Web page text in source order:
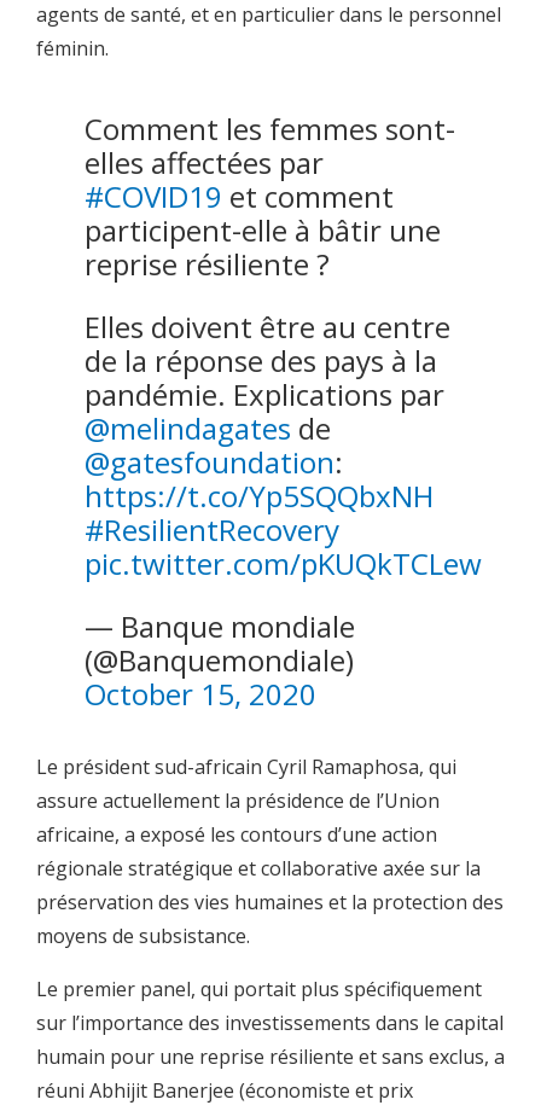
agents de santé, et en particulier dans le personnel
féminin.
Comment les femmes sont-
elles affectées par
#COVID19 et comment
participent-elle à bâtir une
reprise résiliente ?
Elles doivent être au centre
de la réponse des pays à la
pandémie. Explications par
@melindagates de
@gatesfoundation:
https://t.co/Yp5SQQbxNH
#ResilientRecovery
pic.twitter.com/pKUQkTCLew
— Banque mondiale
(@Banquemondiale)
October 15, 2020
Le président sud-africain Cyril Ramaphosa, qui
assure actuellement la présidence de l’Union
africaine, a exposé les contours d’une action
régionale stratégique et collaborative axée sur la
préservation des vies humaines et la protection des
moyens de subsistance.
Le premier panel, qui portait plus spécifiquement
sur l’importance des investissements dans le capital
humain pour une reprise résiliente et sans exclus, a
réuni Abhijit Banerjee (économiste et prix